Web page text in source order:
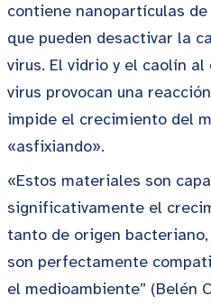
contiene nanopartículas
que pueden desactivar la
virus. El vidrio y el caolín
virus provocan una
impide el crecimiento del
«asfixiando».
«Estos materiales son
significativamente el
tanto de origen
son perfectamente
el medioambiente” (Belén